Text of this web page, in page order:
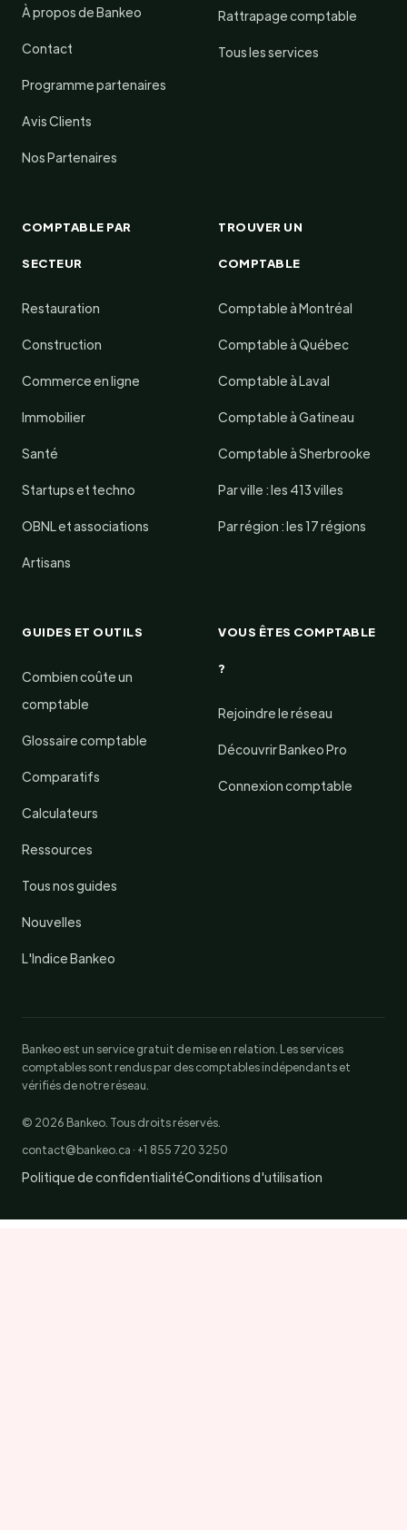
À propos de Bankeo
Contact
Programme partenaires
Avis Clients
Nos Partenaires
Rattrapage comptable
Tous les services
COMPTABLE PAR
SECTEUR
Restauration
Construction
Commerce en ligne
Immobilier
Santé
Startups et techno
OBNL et associations
Artisans
TROUVER UN
COMPTABLE
Comptable à Montréal
Comptable à Québec
Comptable à Laval
Comptable à Gatineau
Comptable à Sherbrooke
Par ville : les 413 villes
Par région : les 17 régions
GUIDES ET OUTILS
Combien coûte un
comptable
Glossaire comptable
Comparatifs
Calculateurs
Ressources
Tous nos guides
Nouvelles
L'Indice Bankeo
VOUS ÊTES COMPTABLE
?
Rejoindre le réseau
Découvrir Bankeo Pro
Connexion comptable
Bankeo est un service gratuit de mise en relation. Les services
comptables sont rendus par des comptables indépendants et
vérifiés de notre réseau.
© 2026 Bankeo. Tous droits réservés.
contact@bankeo.ca · +1 855 720 3250
Politique de confidentialitéConditions d'utilisation